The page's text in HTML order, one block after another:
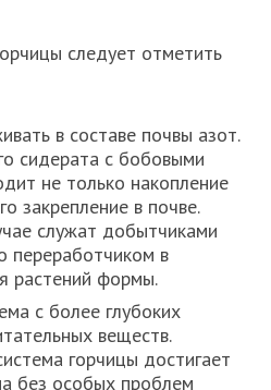
следует отметить
в составе почвы азот.
сидерата с бобовыми
не только накопление
закрепление в почве.
служат добытчиками
переработчиком в
растений формы.
с более глубоких
веществ.
горчицы достигает
без особых проблем